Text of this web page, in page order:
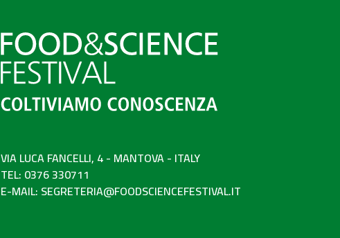
VIA LUCA FANCELLI, 4 - MANTOVA - ITALY
TEL: 0376 330711
E-MAIL: SEGRETERIA@FOODSCIENCEFESTIVAL.IT